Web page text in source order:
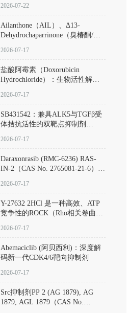
量下的高灵敏度、非侵入式生物
及应用瓶颈
2026-07-22
Ailanthone（AIL）、Δ13-
Dehydrochaparrinone（臭椿酮/臭
DKM货号 D806885
2026-07-17
盐酸阿霉素（Doxorubicin
Hydrochloride）：生物活性解
范
2026-07-17
SB431542：兼具ALK5与TGFβ受
体拮抗活性的双靶点抑制剂
D801067）
2026-07-17
Daraxonrasib (RMC-6236) RAS-
IN-2（CAS No. 2765081-21-6）：
向KRAS/NRAS/HRAS的广谱RAS
2026-07-17
Y-27632 2HCl 是一种高效、ATP
竞争性的ROCK（Rho相关卷曲螺
同等抑制ROCK1与ROCK2；其通
过精准嵌入激酶的ATP结合位点
发挥抑制作用，对ROCK1和
ROCK2的解离常数（Ki）分别为
140 nM和300 nM；在众多丝氨酸/
中，其靶向ROCK的选择性超过
200倍，凸显出优异的分子特异
2026-07-17
Abemaciclib (阿贝西利)：深度解
码新一代CDK4/6靶向抑制剂
2026-07-17
Src抑制剂PP 2 (AG 1879), AG
1879, AGL 1879（CAS No.